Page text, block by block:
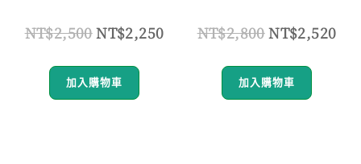
NT$2,500NT$2,250
加入購物車
NT$2,800NT$2,520
加入購物車